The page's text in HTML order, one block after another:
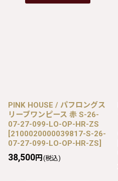
PINK HOUSE / パフロングス
リーブワンピース 赤 S-26-
07-27-099-LO-OP-HR-ZS
[2100020000039817-S-26-
07-27-099-LO-OP-HR-ZS]
38,500円 (税込)